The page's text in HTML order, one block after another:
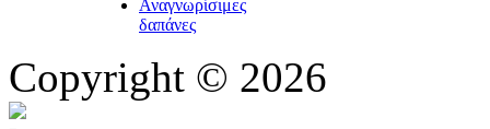
Αναγνωρίσιμες
δαπάνες
Copyright © 2026